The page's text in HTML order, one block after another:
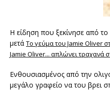
Η είδηση που ξεκίνησε από το
μετά Το γεύμα του Jamie Oliver
Jamie Oliver... απλώνει τραχανά
Ενθουσιασμένος από την
μεγάλο γραφείο να του βρει